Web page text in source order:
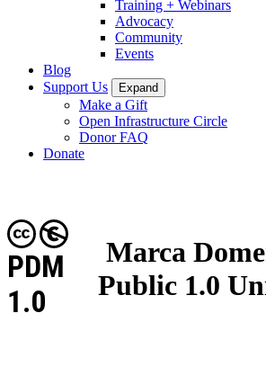
Training + Webinars
Advocacy
Community
Events
Blog
Support Us
Expand
Make a Gift
Open Infrastructure Circle
Donor FAQ
Donate
Marca
Public 1.0
PDM
1.0